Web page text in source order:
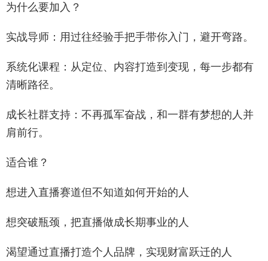
为什么要加入？
实战导师：用过往经验手把手带你入门，避开弯路。
系统化课程：从定位、内容打造到变现，每一步都有
清晰路径。
成长社群支持：不再孤军奋战，和一群有梦想的人并
肩前行。
适合谁？
想进入直播赛道但不知道如何开始的人
想突破瓶颈，把直播做成长期事业的人
渴望通过直播打造个人品牌，实现财富跃迁的人